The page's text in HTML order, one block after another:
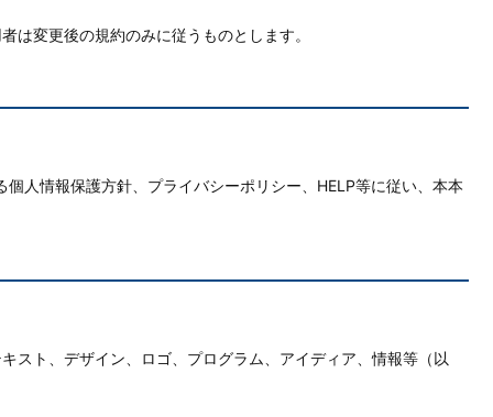
は変更後の規約のみに従うものとします。
人情報保護方針、プライバシーポリシー、HELP等に従い、本本
スト、デザイン、ロゴ、プログラム、アイディア、情報等（以